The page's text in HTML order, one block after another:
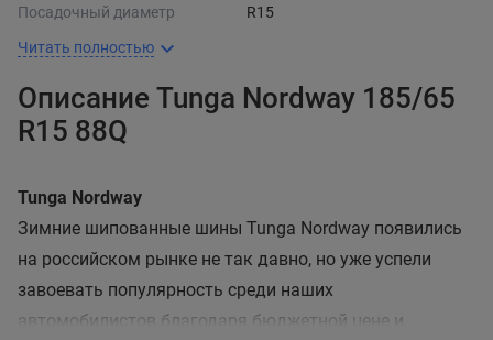
Посадочный диаметр
R15
Читать полностью
Описание Tunga Nordway 185/65
R15 88Q
Tunga Nordway
Зимние шипованные шины Tunga Nordway появились
на российском рынке не так давно, но уже успели
завоевать популярность среди наших
автомобилистов благодаря бюджетной цене и